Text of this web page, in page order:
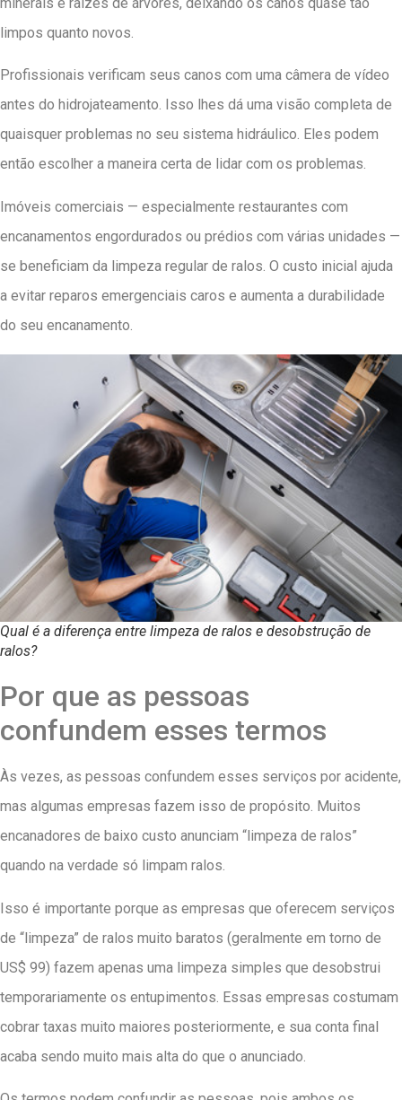
limpos quanto novos.
Profissionais verificam seus canos com uma câmera de vídeo
antes do hidrojateamento. Isso lhes dá uma visão completa de
quaisquer problemas no seu sistema hidráulico. Eles podem
então escolher a maneira certa de lidar com os problemas.
Imóveis comerciais — especialmente restaurantes com
encanamentos engordurados ou prédios com várias unidades —
se beneficiam da limpeza regular de ralos. O custo inicial ajuda
a evitar reparos emergenciais caros e aumenta a durabilidade
do seu encanamento.
Qual é a diferença entre limpeza de ralos e desobstrução de
ralos?
Por que as pessoas
confundem esses termos
Às vezes, as pessoas confundem esses serviços por acidente,
mas algumas empresas fazem isso de propósito. Muitos
encanadores de baixo custo anunciam “limpeza de ralos”
quando na verdade só limpam ralos.
Isso é importante porque as empresas que oferecem serviços
de “limpeza” de ralos muito baratos (geralmente em torno de
US$ 99) fazem apenas uma limpeza simples que desobstrui
temporariamente os entupimentos. Essas empresas costumam
cobrar taxas muito maiores posteriormente, e sua conta final
acaba sendo muito mais alta do que o anunciado.